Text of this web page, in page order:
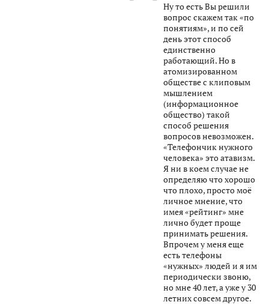
Ну то есть Вы решили
вопрос скажем так «по
понятиям», и по сей
день этот способ
единственно
работающий. Но в
атомизированном
обществе с клиповым
мышлением
(информационное
общество) такой
способ решения
вопросов невозможен.
«Телефончик нужного
человека» это атавизм.
Я ни в коем случае не
определяю что хорошо
что плохо, просто моё
личное мнение, что
имея «рейтинг» мне
лично будет проще
принимать решения.
Впрочем у меня еще
есть телефоны
«нужных» людей и я им
периодически звоню,
но мне 40 лет, а уже у 30
летних совсем другое.